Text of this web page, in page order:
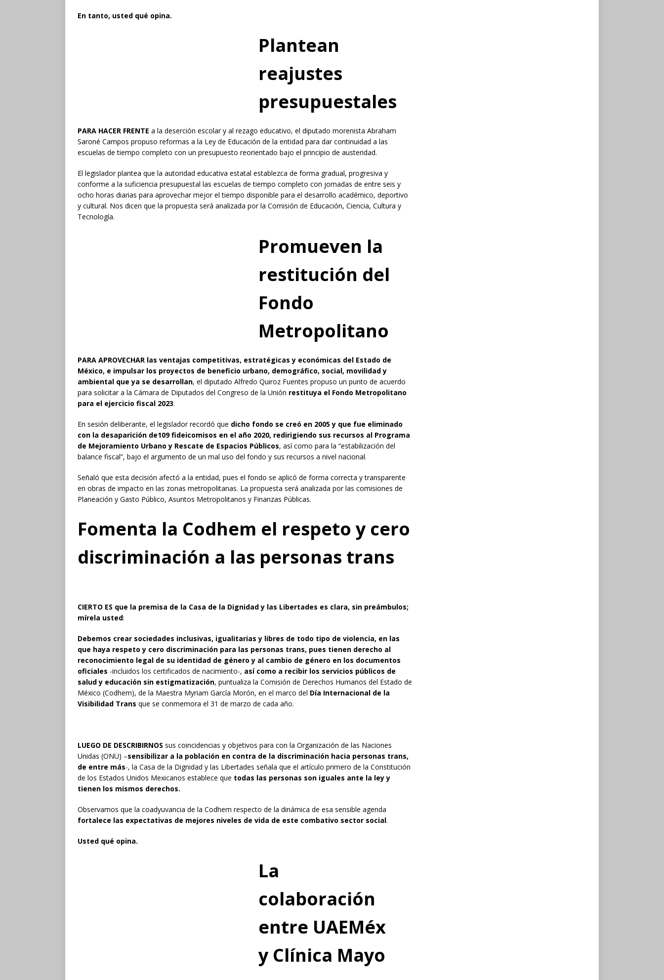
En tanto, usted qué opina.
Plantean
reajustes
presupuestales
PARA HACER FRENTE a la deserción escolar y al rezago educativo, el diputado morenista Abraham
Saroné Campos propuso reformas a la Ley de Educación de la entidad para dar continuidad a las
escuelas de tiempo completo con un presupuesto reorientado bajo el principio de austeridad.
El legislador plantea que la autoridad educativa estatal establezca de forma gradual, progresiva y
conforme a la suficiencia presupuestal las escuelas de tiempo completo con jornadas de entre seis y
ocho horas diarias para aprovechar mejor el tiempo disponible para el desarrollo académico, deportivo
y cultural. Nos dicen que la propuesta será analizada por la Comisión de Educación, Ciencia, Cultura y
Tecnología.
Promueven la
restitución del
Fondo
Metropolitano
PARA APROVECHAR las ventajas competitivas, estratégicas y económicas del Estado de
México, e impulsar los proyectos de beneficio urbano, demográfico, social, movilidad y
ambiental que ya se desarrollan, el diputado Alfredo Quiroz Fuentes propuso un punto de acuerdo
para solicitar a la Cámara de Diputados del Congreso de la Unión restituya el Fondo Metropolitano
para el ejercicio fiscal 2023.
En sesión deliberante, el legislador recordó que dicho fondo se creó en 2005 y que fue eliminado
con la desaparición de109 fideicomisos en el año 2020, redirigiendo sus recursos al Programa
de Mejoramiento Urbano y Rescate de Espacios Públicos, así como para la “estabilización del
balance fiscal”, bajo el argumento de un mal uso del fondo y sus recursos a nivel nacional.
Señaló que esta decisión afectó a la entidad, pues el fondo se aplicó de forma correcta y transparente
en obras de impacto en las zonas metropolitanas. La propuesta será analizada por las comisiones de
Planeación y Gasto Público, Asuntos Metropolitanos y Finanzas Públicas.
Fomenta la Codhem el respeto y cero
discriminación a las personas trans
CIERTO ES que la premisa de la Casa de la Dignidad y las Libertades es clara, sin preámbulos;
mírela usted:
Debemos crear sociedades inclusivas, igualitarias y libres de todo tipo de violencia, en las
que haya respeto y cero discriminación para las personas trans, pues tienen derecho al
reconocimiento legal de su identidad de género y al cambio de género en los documentos
oficiales -incluidos los certificados de nacimiento-, así como a recibir los servicios públicos de
salud y educación sin estigmatización, puntualiza la Comisión de Derechos Humanos del Estado de
México (Codhem), de la Maestra Myriam García Morón, en el marco del Día Internacional de la
Visibilidad Trans que se conmemora el 31 de marzo de cada año.
LUEGO DE DESCRIBIRNOS sus coincidencias y objetivos para con la Organización de las Naciones
Unidas (ONU) –sensibilizar a la población en contra de la discriminación hacia personas trans,
de entre más-, la Casa de la Dignidad y las Libertades señala que el artículo primero de la Constitución
de los Estados Unidos Mexicanos establece que todas las personas son iguales ante la ley y
tienen los mismos derechos.
Observamos que la coadyuvancia de la Codhem respecto de la dinámica de esa sensible agenda
fortalece las expectativas de mejores niveles de vida de este combativo sector social.
Usted qué opina.
La
colaboración
entre UAEMéx
y Clínica Mayo